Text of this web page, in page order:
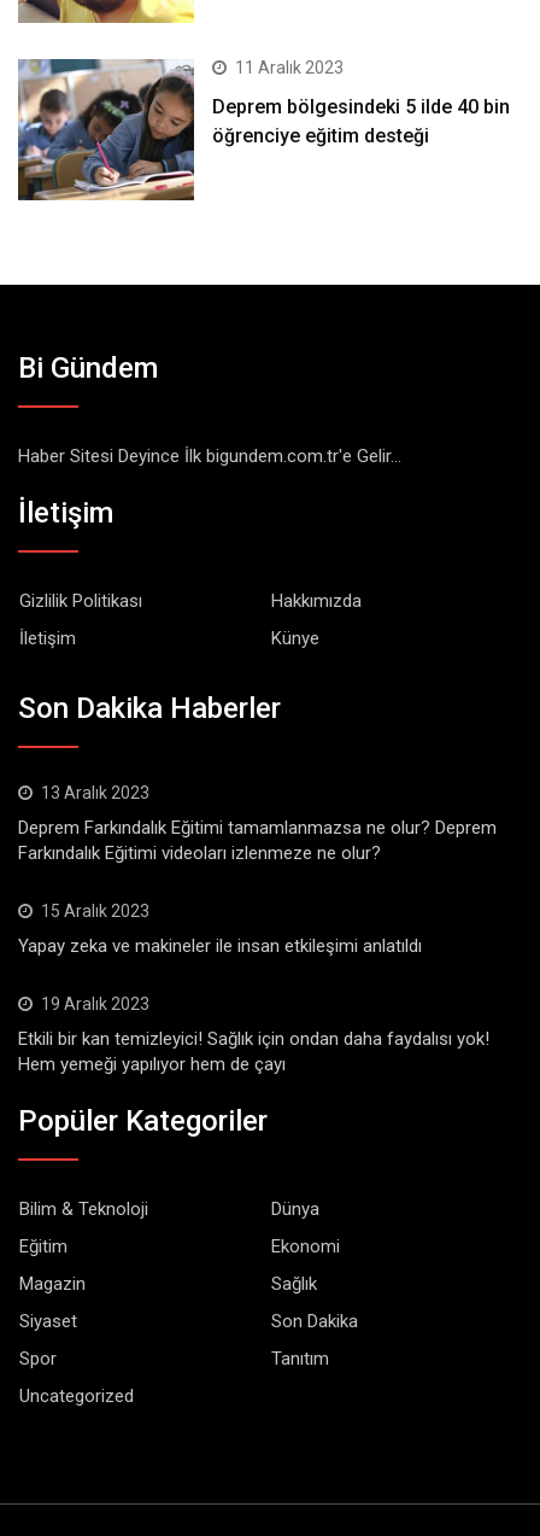
11 Aralık 2023
Deprem bölgesindeki 5 ilde 40 bin
öğrenciye eğitim desteği
Bi Gündem
Haber Sitesi Deyince İlk bigundem.com.tr'e Gelir...
İletişim
Gizlilik Politikası
Hakkımızda
İletişim
Künye
Son Dakika Haberler
13 Aralık 2023
Deprem Farkındalık Eğitimi tamamlanmazsa ne olur? Deprem
Farkındalık Eğitimi videoları izlenmeze ne olur?
15 Aralık 2023
Yapay zeka ve makineler ile insan etkileşimi anlatıldı
19 Aralık 2023
Etkili bir kan temizleyici! Sağlık için ondan daha faydalısı yok!
Hem yemeği yapılıyor hem de çayı
Popüler Kategoriler
Bilim & Teknoloji
Dünya
Eğitim
Ekonomi
Magazin
Sağlık
Siyaset
Son Dakika
Spor
Tanıtım
Uncategorized